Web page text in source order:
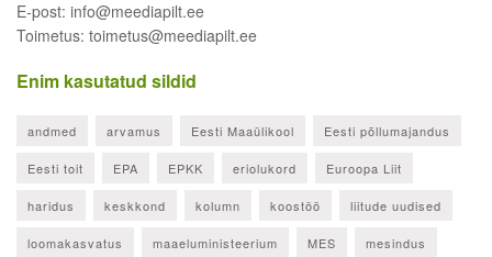
E-post: info@meediapilt.ee
Toimetus: toimetus@meediapilt.ee
Enim kasutatud sildid
andmed arvamus Eesti Maaülikool Eesti põllumajandus
Eesti toit EPA EPKK eriolukord Euroopa Liit
haridus keskkond kolumn koostöö liitude uudised
loomakasvatus maaeluministeerium MES mesindus